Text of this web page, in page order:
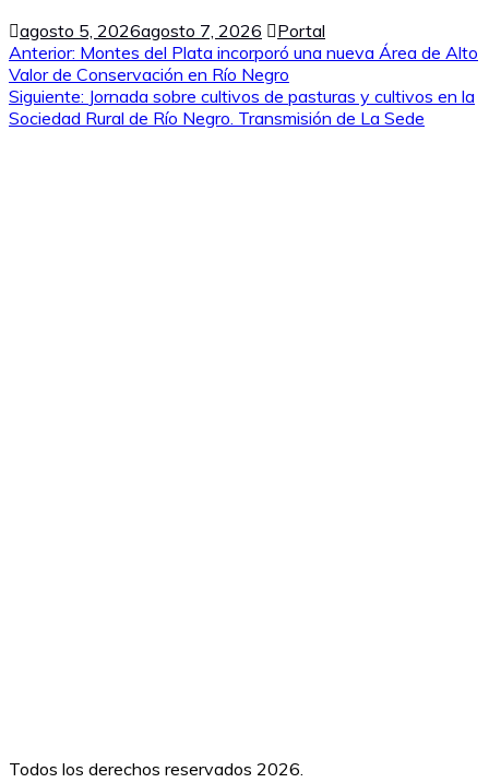
agosto 5, 2026agosto 7, 2026 Portal
Navegación
de
entradas
Anterior: Montes del Plata incorporó una nueva Área de Alto
Valor de Conservación en Río Negro
Siguiente: Jornada sobre cultivos de pasturas y cultivos en la
Sociedad Rural de Río Negro. Transmisión de La Sede
Todos los derechos reservados 2026.